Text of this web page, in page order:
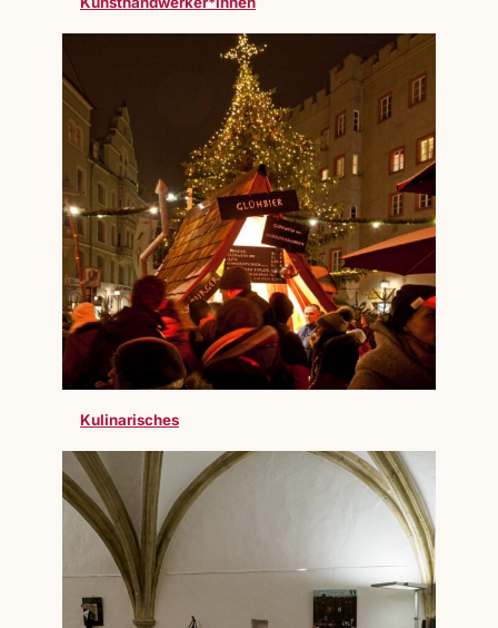
Kulinarisches